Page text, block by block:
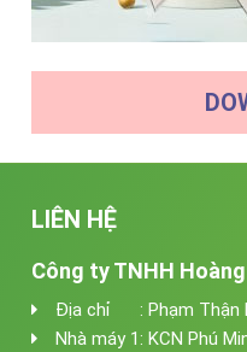
LIÊN HỆ
Công ty TNHH
Địa chỉ : Phạm Thận
Nhà máy 1: KCN Phú